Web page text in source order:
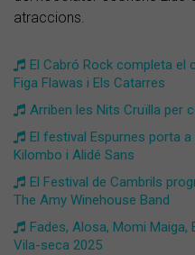
atraccions.
El Cabró Rock completa el
Figa Flawas i Els Catarres
Arriben les Nits Cruïlla per
El festival Espurnes porta
Kilombo i Alidé Sans
El Festival de Cambrils
The Amy Winehouse Band
Fades, Alosa, Momi Maiga,
Vila-seca 2025